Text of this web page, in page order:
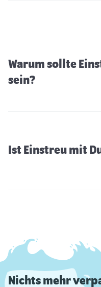
Warum sollte
sein?
Ist Einstreu mit
Nichts mehr